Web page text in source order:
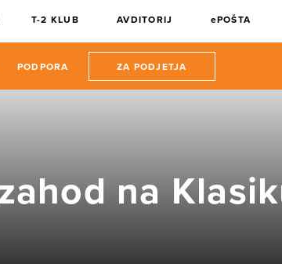
T-2 KLUB AVDITORIJ ePOŠTA
PODPORA ZA PODJETJA
na